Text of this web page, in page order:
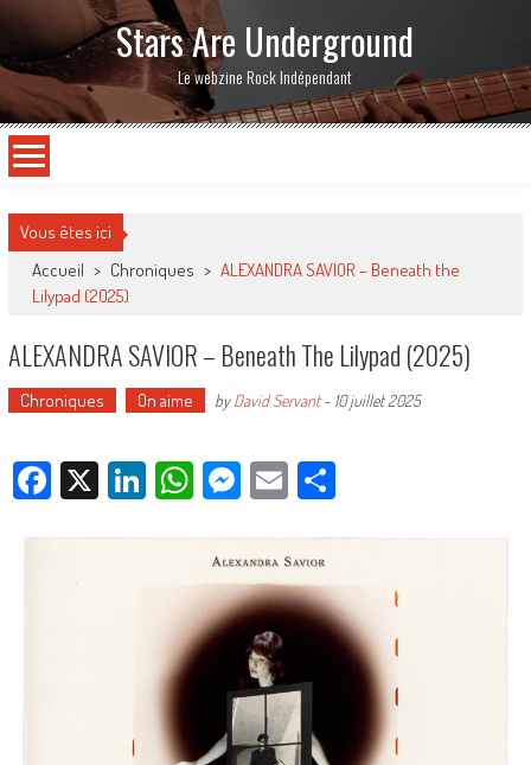
Stars Are Underground
Le webzine Rock Indépendant
Vous êtes ici
Accueil > Chroniques > ALEXANDRA SAVIOR – Beneath the
Lilypad (2025)
ALEXANDRA SAVIOR – Beneath The Lilypad (2025)
Chroniques On aime byDavid Servant- 10 juillet 2025
Facebook
X LinkedIn
WhatsApp
Messenger
EmailPartager